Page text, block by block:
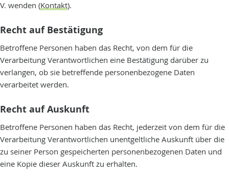
V. wenden (Kontakt).
Recht auf Bestätigung
Betroffene Personen haben das Recht, von dem für die
Verarbeitung Verantwortlichen eine Bestätigung darüber zu
verlangen, ob sie betreffende personenbezogene Daten
verarbeitet werden.
Recht auf Auskunft
Betroffene Personen haben das Recht, jederzeit von dem für die
Verarbeitung Verantwortlichen unentgeltliche Auskunft über die
zu seiner Person gespeicherten personenbezogenen Daten und
eine Kopie dieser Auskunft zu erhalten.